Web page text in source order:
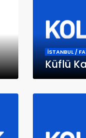
İSTANBUL /
Küflü